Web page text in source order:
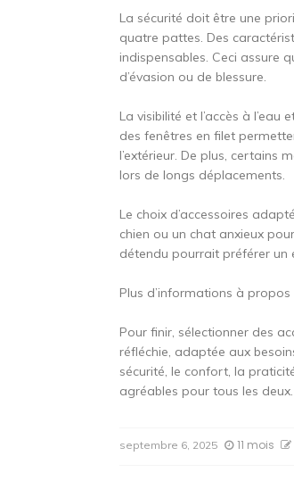
La sécurité doit être une
quatre pattes. Des
indispensables. Ceci assure
d’évasion ou de blessure.
La visibilité et l’accès à
des fenêtres en filet
l’extérieur. De plus, certains
lors de longs déplacements.
Le choix d’accessoires
chien ou un chat anxieux
détendu pourrait préférer un
Plus d’informations à propos
Pour finir, sélectionner des
réfléchie, adaptée aux
sécurité, le confort, la
agréables pour tous les deux.
septembre 6, 2025 11 mois